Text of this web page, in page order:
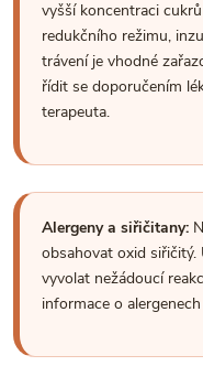
vyšší koncentraci
redukčního režimu,
trávení je vhodné
řídit se doporučením
terapeuta.
Alergeny a siřičitany:
obsahovat oxid
vyvolat nežádoucí
informace o